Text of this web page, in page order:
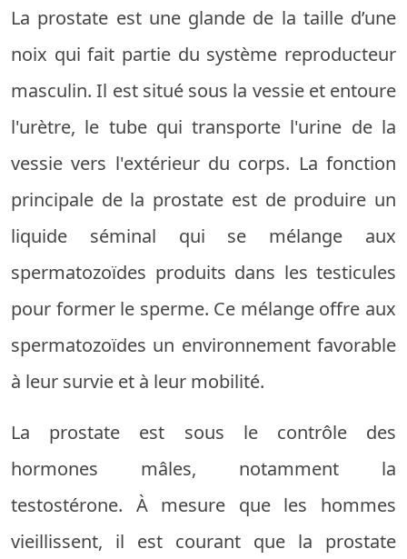
La prostate est une glande de la taille d’une
noix qui fait partie du système reproducteur
masculin. Il est situé sous la vessie et entoure
l'urètre, le tube qui transporte l'urine de la
vessie vers l'extérieur du corps. La fonction
principale de la prostate est de produire un
liquide séminal qui se mélange aux
spermatozoïdes produits dans les testicules
pour former le sperme. Ce mélange offre aux
spermatozoïdes un environnement favorable
à leur survie et à leur mobilité.
La prostate est sous le contrôle des
hormones mâles, notamment la
testostérone. À mesure que les hommes
vieillissent, il est courant que la prostate